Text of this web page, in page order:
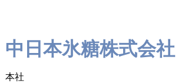
中日本氷糖株式会社
本社